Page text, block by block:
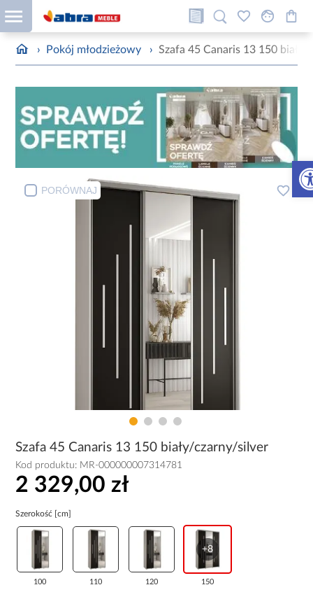
› Pokój młodzieżowy › Szafa 45 Canaris 13 150 biały/
PORÓWNAJ
Szafa 45 Canaris 13 150 biały/czarny/silver
Kod produktu: MR-000000007314781
2 329,00 zł
Szerokość [cm]
100 110 120
+8
150